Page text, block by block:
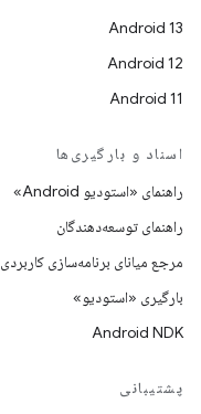
Android 13
Android 12
Android 11
اسناد و بارگیری‌ها
راهنمای «استودیو Android»
راهنمای توسعه‌دهندگان
مرجع میانای برنامه‌سازی کاربردی
بارگیری «استودیو»
Android NDK
پشتیبانی